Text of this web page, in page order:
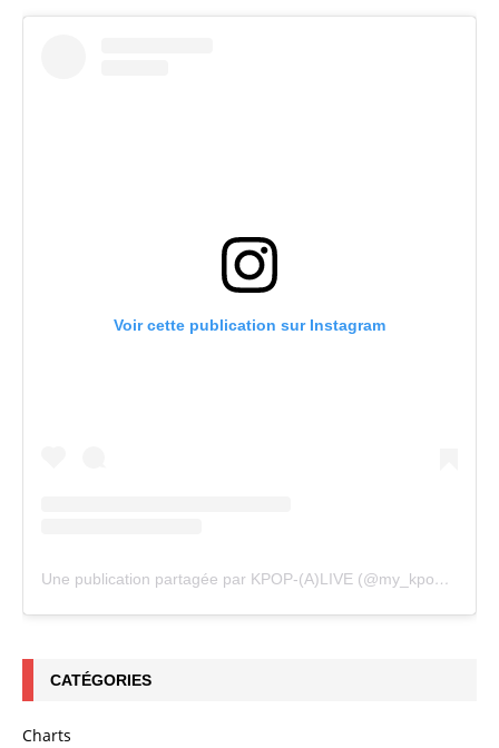
Voir cette publication sur Instagram
Une publication partagée par KPOP-(A)LIVE (@my_kpopalive)
CATÉGORIES
Charts